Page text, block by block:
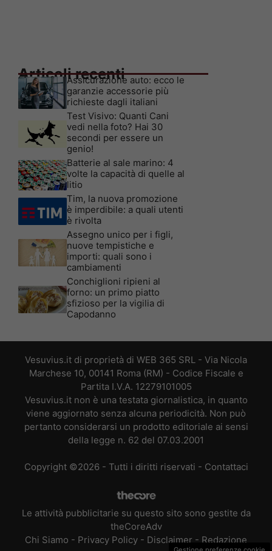
Articoli recenti
Assicurazione auto: ecco le
garanzie accessorie più
richieste dagli italiani
Test Visivo: Quanti Cani
vedi nella foto? Hai 30
secondi per essere un
genio!
Batterie al sale marino: 4
volte la capacità di quelle al
litio
Tim, la nuova promozione
è imperdibile: a quali utenti
è rivolta
Assegno unico per i figli,
nuove tempistiche e
importi: quali sono i
cambiamenti
Conchiglioni ripieni al
forno: un primo piatto
sfizioso per la vigilia di
Capodanno
Vesuvius.it di proprietà di WEB 365 SRL - Via Nicola
Marchese 10, 00141 Roma (RM) - Codice Fiscale e
Partita I.V.A. 12279101005
Vesuvius.it non è una testata giornalistica, in quanto
viene aggiornato senza alcuna periodicità. Non può
pertanto considerarsi un prodotto editoriale ai sensi
della legge n. 62 del 07.03.2001
Copyright ©2026 - Tutti i diritti riservati - Contattaci
Le attività pubblicitarie su questo sito sono gestite da
theCoreAdv
Chi Siamo - Privacy Policy - Disclaimer - Redazione